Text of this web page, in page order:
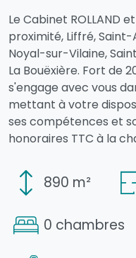
Le Cabinet ROLLAND
proximité, Liffré,
Noyal-sur-Vilaine,
La Bouëxière. Fort de
s'engage avec vous
mettant à votre
ses compétences et
honoraires TTC à la
890 m²
0 chambres